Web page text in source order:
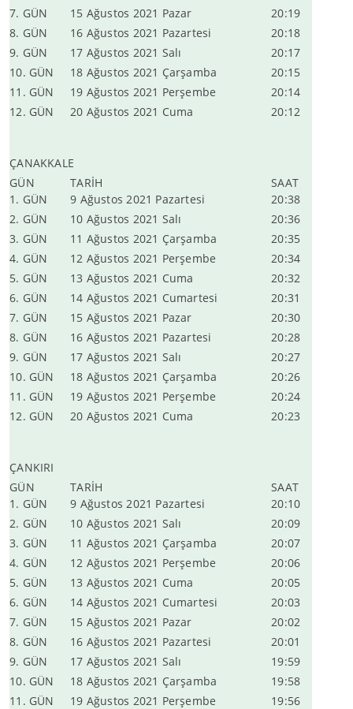
7. GÜN
15 Ağustos 2021 Pazar
20:19
8. GÜN
16 Ağustos 2021 Pazartesi
20:18
9. GÜN
17 Ağustos 2021 Salı
20:17
10. GÜN
18 Ağustos 2021 Çarşamba
20:15
11. GÜN
19 Ağustos 2021 Perşembe
20:14
12. GÜN
20 Ağustos 2021 Cuma 20:12
ÇANAKKALE
GÜN
TARİH
SAAT
1. GÜN
9 Ağustos 2021 Pazartesi
20:38
2. GÜN
10 Ağustos 2021 Salı
20:36
3. GÜN
11 Ağustos 2021 Çarşamba
20:35
4. GÜN
12 Ağustos 2021 Perşembe
20:34
5. GÜN
13 Ağustos 2021 Cuma
20:32
6. GÜN
14 Ağustos 2021 Cumartesi
20:31
7. GÜN
15 Ağustos 2021 Pazar
20:30
8. GÜN
16 Ağustos 2021 Pazartesi
20:28
9. GÜN
17 Ağustos 2021 Salı
20:27
10. GÜN
18 Ağustos 2021 Çarşamba
20:26
11. GÜN
19 Ağustos 2021 Perşembe
20:24
12. GÜN
20 Ağustos 2021 Cuma 20:23
ÇANKIRI
GÜN
TARİH
SAAT
1. GÜN
9 Ağustos 2021 Pazartesi
20:10
2. GÜN
10 Ağustos 2021 Salı
20:09
3. GÜN
11 Ağustos 2021 Çarşamba
20:07
4. GÜN
12 Ağustos 2021 Perşembe
20:06
5. GÜN
13 Ağustos 2021 Cuma
20:05
6. GÜN
14 Ağustos 2021 Cumartesi
20:03
7. GÜN
15 Ağustos 2021 Pazar
20:02
8. GÜN
16 Ağustos 2021 Pazartesi
20:01
9. GÜN
17 Ağustos 2021 Salı
19:59
10. GÜN
18 Ağustos 2021 Çarşamba
19:58
11. GÜN
19 Ağustos 2021 Perşembe
19:56